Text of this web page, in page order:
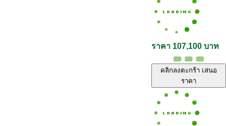
ราคา 107,100 บาท
คลิกลงตะกร้า เสนอ
ราคา